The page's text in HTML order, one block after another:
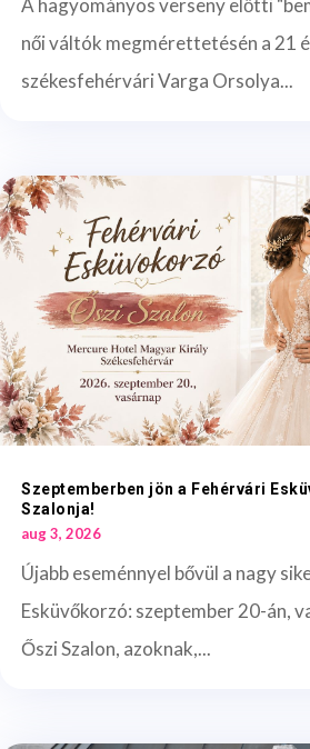
A hagyományos verseny előtti
női váltók megmérettetésén a 21
székesfehérvári Varga Orsolya...
Szeptemberben jön a Fehérvári
Szalonja!
aug 3, 2026
Újabb eseménnyel bővül a nagy
Esküvőkorzó: szeptember 20-án,
Őszi Szalon, azoknak,...